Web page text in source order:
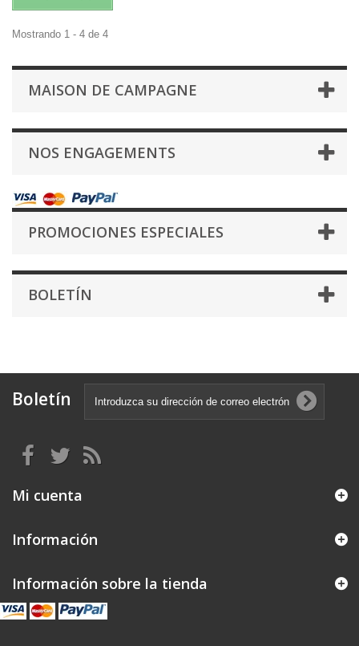
Mostrando 1 - 4 de 4
MAISON DE CAMPAGNE
NOS ENGAGEMENTS
PROMOCIONES ESPECIALES
BOLETÍN
Boletín
Mi cuenta
Información
Información sobre la tienda